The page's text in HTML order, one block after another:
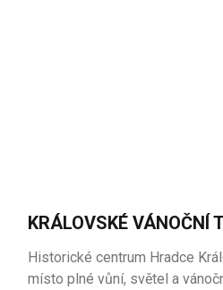
KRÁLOVSKÉ VÁNOČNÍ
Historické centrum Hradce
místo plné vůní, světel a